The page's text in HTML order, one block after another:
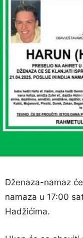
Dženaza-namaz
namaza u 17:00
Hadžićima.